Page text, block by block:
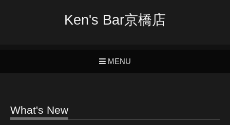
Ken's Bar京橋店
MENU
What's New